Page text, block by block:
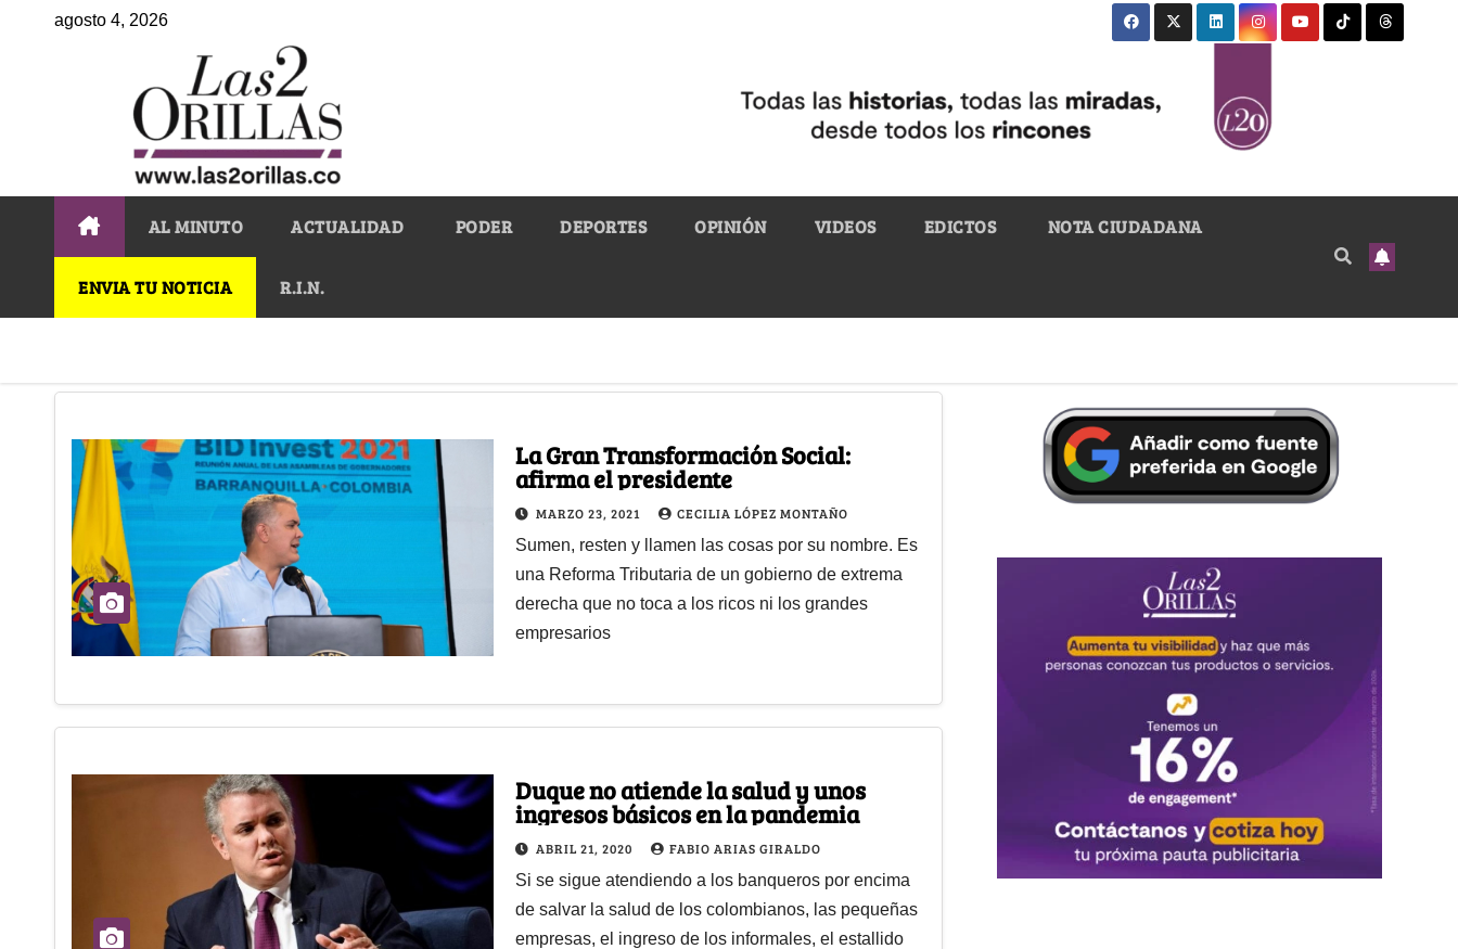
agosto 4, 2026
AL MINUTO ACTUALIDAD PODER DEPORTES OPINIÓN VIDEOS EDICTOS NOTA CIUDADANA
ENVIA TU NOTICIA R.I.N.
La Gran Transformación Social:
afirma el presidente
MARZO 23, 2021 CECILIA LÓPEZ MONTAÑO
Sumen, resten y llamen las cosas por su nombre. Es
una Reforma Tributaria de un gobierno de extrema
derecha que no toca a los ricos ni los grandes
empresarios
Duque no atiende la salud y unos
ingresos básicos en la pandemia
ABRIL 21, 2020 FABIO ARIAS GIRALDO
Si se sigue atendiendo a los banqueros por encima
de salvar la salud de los colombianos, las pequeñas
empresas, el ingreso de los informales, el estallido